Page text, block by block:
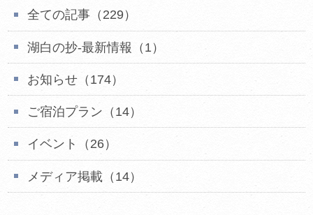
全ての記事（229）
湖白の抄‐最新情報（1）
お知らせ（174）
ご宿泊プラン（14）
イベント（26）
メディア掲載（14）